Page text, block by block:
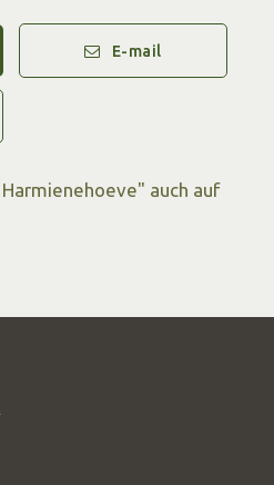
E-mail
auch auf